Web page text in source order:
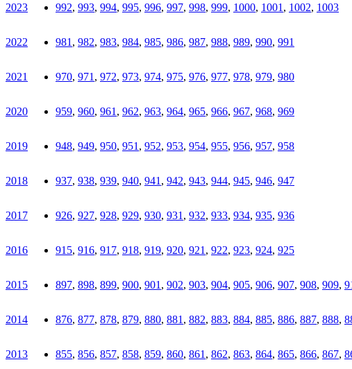
2023 992, 993, 994, 995, 996, 997, 998, 999, 1000, 1001 , 1002, 1003
2022 981 , 982, 983, 984, 985, 986, 987, 988, 989, 990, 991
2021 970, 971 , 972, 973, 974, 975, 976, 977, 978, 979, 980
2020 959, 960, 961 , 962, 963, 964, 965, 966, 967, 968, 969
2019 948, 949, 950, 951 , 952, 953, 954, 955, 956, 957, 958
2018 937, 938, 939, 940, 941 , 942, 943, 944, 945, 946, 947
2017 926, 927, 928, 929, 930, 931 , 932, 933, 934, 935, 936
2016 915, 916, 917, 918, 919, 920, 921 , 922, 923, 924, 925
2015 897, 898, 899, 900, 901 , 902, 903, 904, 905, 906, 907, 908, 909,
2014 876, 877, 878, 879, 880, 881 , 882, 883, 884, 885, 886, 887, 888,
2013 855, 856, 857, 858, 859, 860, 861 , 862, 863, 864, 865, 866, 867,